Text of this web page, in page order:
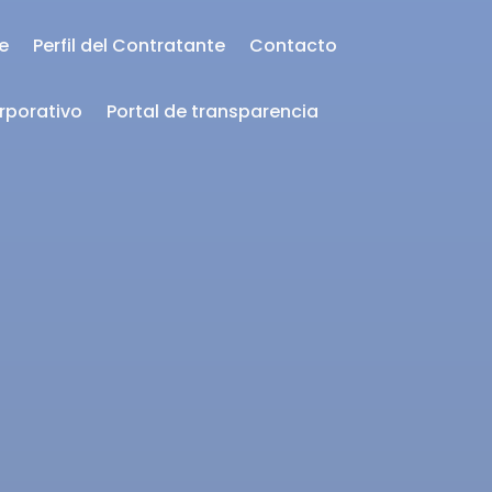
Perfil del Contratante Contacto
Portal de transparencia